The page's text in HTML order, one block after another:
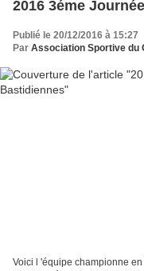
2016 3éme
Publié le 20/12/2016 à 15:27
Par Association Sportive du
Voici l 'équipe championne en BRUT Voici l'équipe vice-championne en